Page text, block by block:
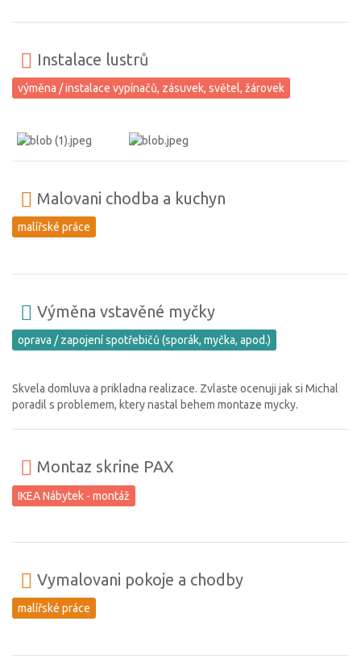
Instalace lustrů
výměna / instalace vypínačů, zásuvek, světel, žárovek
Malovani chodba a kuchyn
malířské práce
Výměna vstavěné myčky
oprava / zapojení spotřebičů (sporák, myčka, apod.)
Skvela domluva a prikladna realizace. Zvlaste ocenuji jak si Michal
poradil s problemem, ktery nastal behem montaze mycky.
Montaz skrine PAX
IKEA Nábytek - montáž
Vymalovani pokoje a chodby
malířské práce